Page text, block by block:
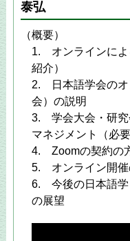
泰弘
（概要）
1. オンラインによ
紹介）
2. 日本語学会のオ
会）の説明
3. 学会大会・研究
マネジメント（必
4. Zoomの契約の
5. オンライン開催
6. 今後の日本語学
の展望